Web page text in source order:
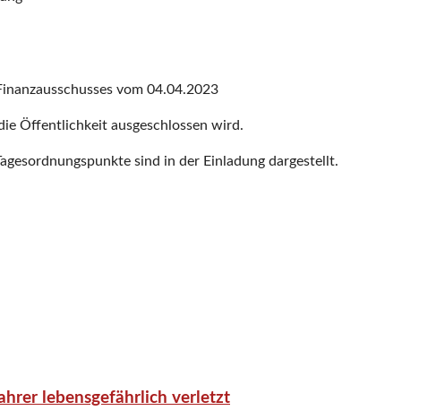
vom 04.04.2023
Öffentlichkeit ausgeschlossen wird.
sind in der Einladung dargestellt.
lebensgefährlich verletzt